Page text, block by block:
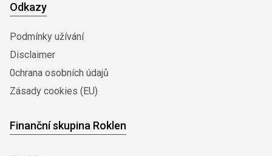
Odkazy
Podmínky užívání
Disclaimer
0chrana osobních údajů
Zásady cookies (EU)
Finanční skupina Roklen